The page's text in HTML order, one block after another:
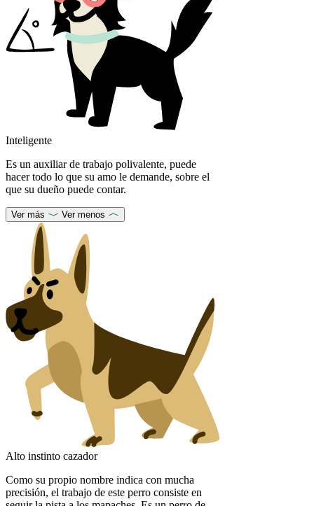
Inteligente
Es un auxiliar de trabajo polivalente, puede
hacer todo lo que su amo le demande, sobre el
que su dueño puede contar.
Ver más Ver menos
Alto instinto cazador
Como su propio nombre indica con mucha
precisión, el trabajo de este perro consiste en